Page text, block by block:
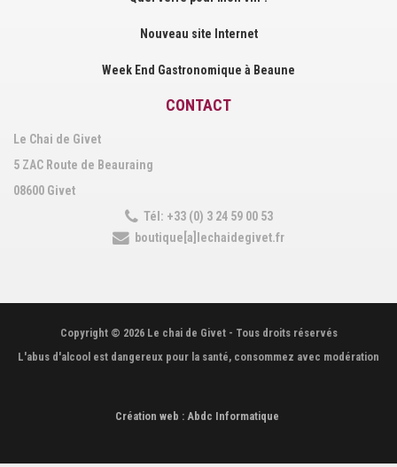
Nouveau site Internet
Week End Gastronomique à Beaune
CONTACT
Le Chai de Givet
5 ZAC Route de Beauraing
08600 Givet
Tél: +33 (0) 3 24 59 00 53
boutique[a]lechaidegivet.fr
Copyright © 2026 Le chai de Givet - Tous droits réservés
L'abus d'alcool est dangereux pour la santé, consommez avec modération
Création web : Abdc Informatique